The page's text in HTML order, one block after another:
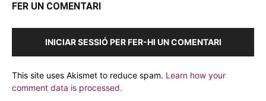
FER UN COMENTARI
INICIAR SESSIÓ PER FER-HI UN COMENTARI
This site uses Akismet to reduce spam. Learn how your
comment data is processed.